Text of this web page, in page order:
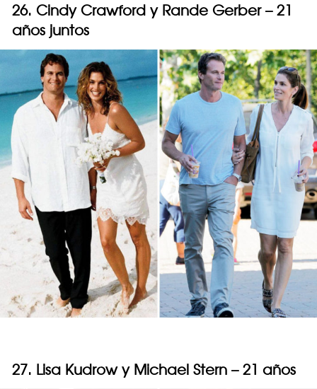
26. Cindy Crawford y Rande Gerber – 21
años juntos
27. Lisa Kudrow y Michael Stern – 21 años